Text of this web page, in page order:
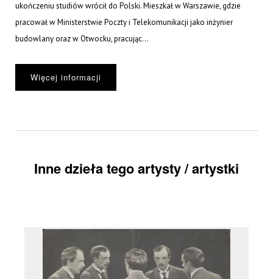
ukończeniu studiów wrócił do Polski. Mieszkał w Warszawie, gdzie
pracował w Ministerstwie Poczty i Telekomunikacji jako inżynier
budowlany oraz w Otwocku, pracując...
Więcej informacji
Inne dzieła tego artysty / artystki